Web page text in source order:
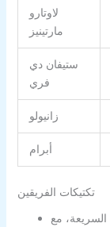
لاوتارو
مارتينيز
ستيفان دي
فري
زانيولو
أبرام
تكتيكات الفريقين
السريعة، مع